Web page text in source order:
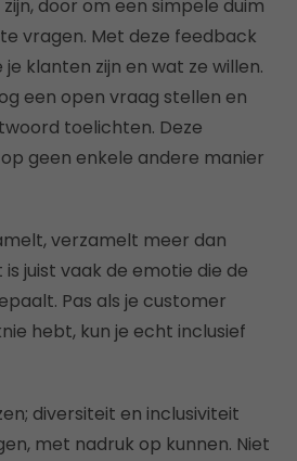
door om een simpele duim
vragen. Met deze feedback
klanten zijn en wat ze willen.
een open vraag stellen en
toelichten. Deze
geen enkele andere manier
verzamelt meer dan
juist vaak de emotie die de
Pas als je customer
hebt, kun je echt inclusief
diversiteit en inclusiviteit
met nadruk op kunnen. Niet